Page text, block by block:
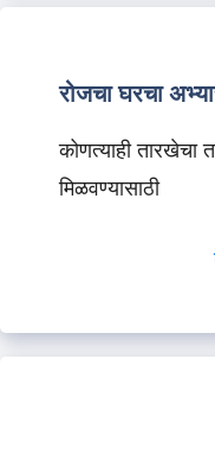
रोजचा घरचा
कोणत्याही तारखेचा
मिळवण्यासाठी